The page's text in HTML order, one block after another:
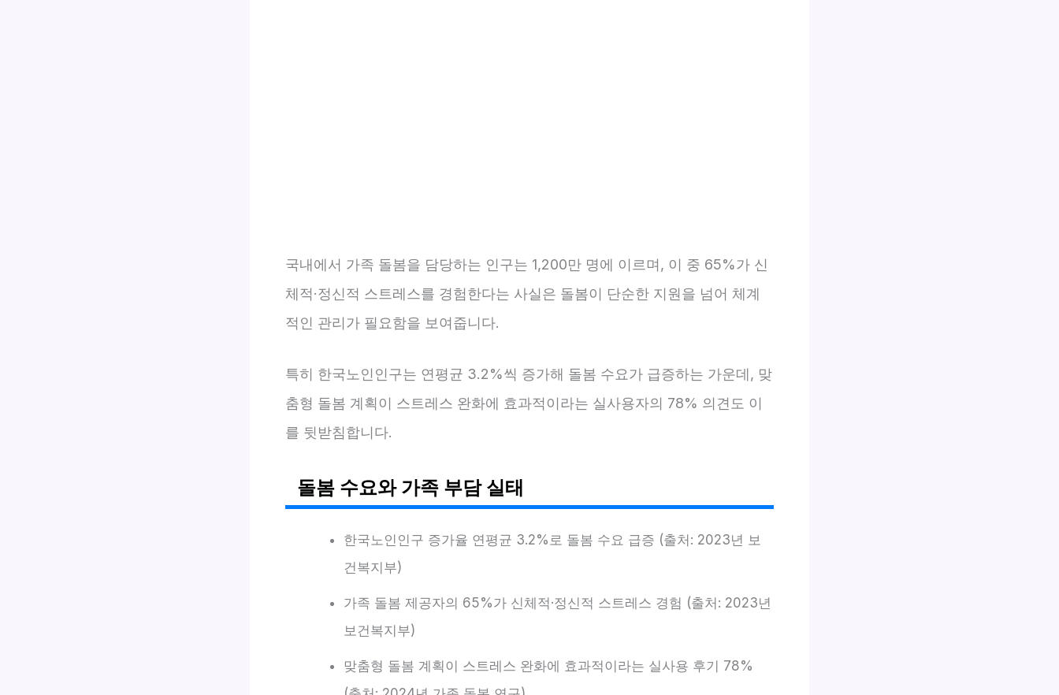
국내에서 가족 돌봄을 담당하는 인구는 1,200만 명에 이르며, 이 중 65%가 신
체적·정신적 스트레스를 경험한다는 사실은 돌봄이 단순한 지원을 넘어 체계
적인 관리가 필요함을 보여줍니다.
특히 한국노인인구는 연평균 3.2%씩 증가해 돌봄 수요가 급증하는 가운데, 맞
춤형 돌봄 계획이 스트레스 완화에 효과적이라는 실사용자의 78% 의견도 이
를 뒷받침합니다.
돌봄 수요와 가족 부담 실태
한국노인인구 증가율 연평균 3.2%로 돌봄 수요 급증 (출처: 2023년 보
건복지부)
가족 돌봄 제공자의 65%가 신체적·정신적 스트레스 경험 (출처: 2023년
보건복지부)
맞춤형 돌봄 계획이 스트레스 완화에 효과적이라는 실사용 후기 78%